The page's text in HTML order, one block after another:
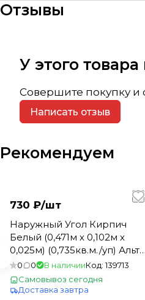
Отзывы
У этого
Совершите покупку и
Написать отзыв
Рекомендуем
730 ₽/шт
Наружный Угол Кирпич
Белый (0,471м х 0,102м х
0,025м) (0,735кв.м./уп) Альта
Профиль (10)
0 0 В наличииКод:139713
Самовывоз сегодня
Доставка завтра